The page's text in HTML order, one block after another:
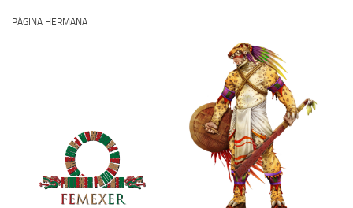
PÁGINA HERMANA